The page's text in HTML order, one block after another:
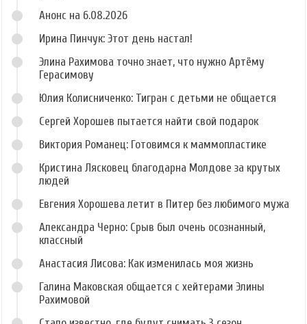
Анонс на 6.08.2026
Ирина Пинчук: Этот день настал!
Элина Рахимова точно знает, что нужно Артёму
Герасимову
Юлия Колисниченко: Тигран с детьми не общается
Сергей Хорошев пытается найти свой подарок
Виктория Романец: Готовимся к маммопластике
Кристина Лясковец благодарна Молдове за крутых
людей
Евгения Хорошева летит в Питер без любимого мужа
Александра Черно: Срыв был очень осознанный,
классный
Анастасия Лисова: Как изменилась моя жизнь
Галина Маковская общается с хейтерами Элины
Рахимовой